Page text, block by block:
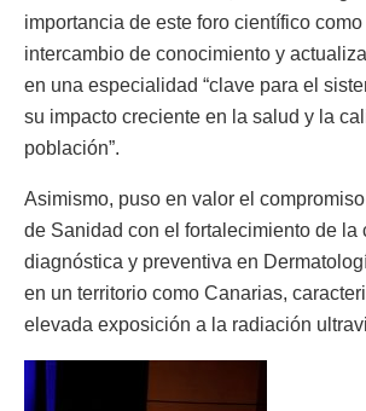
importancia de este foro científico
intercambio de conocimiento y
en una especialidad “clave para el
su impacto creciente en la salud y la
población”.
Asimismo, puso en valor el
de Sanidad con el fortalecimiento de la
diagnóstica y preventiva en
en un territorio como Canarias,
elevada exposición a la radiación